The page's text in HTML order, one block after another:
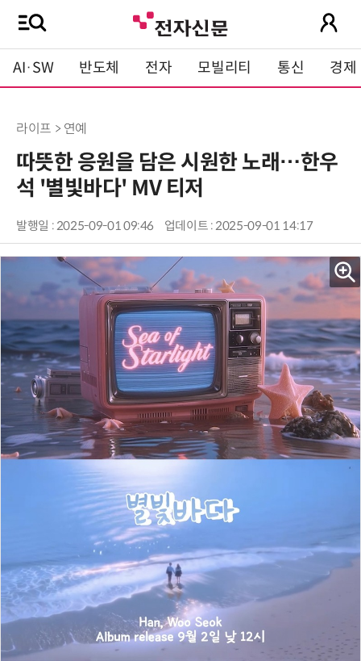
AI·SW 반도체 전자 모빌리티 통신 경제
라이프 > 연예
따뜻한 응원을 담은 시원한 노래…한우
석 '별빛바다' MV 티저
발행일 : 2025-09-01 09:46 업데이트 : 2025-09-01 14:17